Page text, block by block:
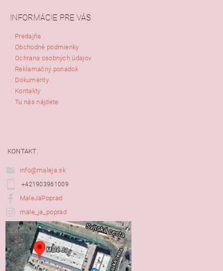
INFORMÁCIE PRE VÁS
Predajňa
Obchodné podmienky
Ochrana osobných údajov
Reklamačný poriadok
Dokumenty
Kontakty
Tu nás nájdete
KONTAKT:
info@maleja.sk
+421903961009
MaleJaPoprad
male_ja_poprad